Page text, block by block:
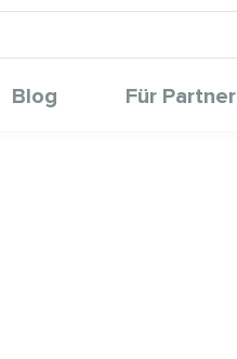
Blog Für Partner